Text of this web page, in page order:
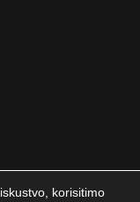
korisitimo